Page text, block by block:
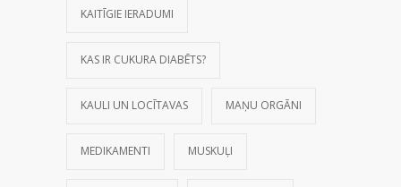
KAITĪGIE IERADUMI
KAS IR CUKURA DIABĒTS?
KAULI UN LOCĪTAVAS MAŅU ORGĀNI
MEDIKAMENTI MUSKUĻI